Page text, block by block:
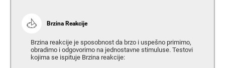
Brzina Reakcije
Brzina reakcije je sposobnost da brzo i uspešno primimo,
obradimo i odgovorimo na jednostavne stimuluse. Testovi
kojima se ispituje Brzina reakcije: